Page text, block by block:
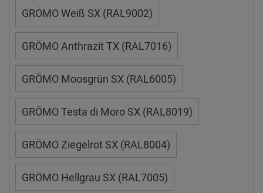
GRÖMO Weiß SX (RAL9002)
GRÖMO Anthrazit TX (RAL7016)
GRÖMO Moosgrün SX (RAL6005)
GRÖMO Testa di Moro SX (RAL8019)
GRÖMO Ziegelrot SX (RAL8004)
GRÖMO Hellgrau SX (RAL7005)